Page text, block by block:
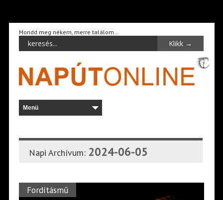
Mondd meg nékem, merre találom…
Napi Archívum: 2024-06-05
Fordításmű